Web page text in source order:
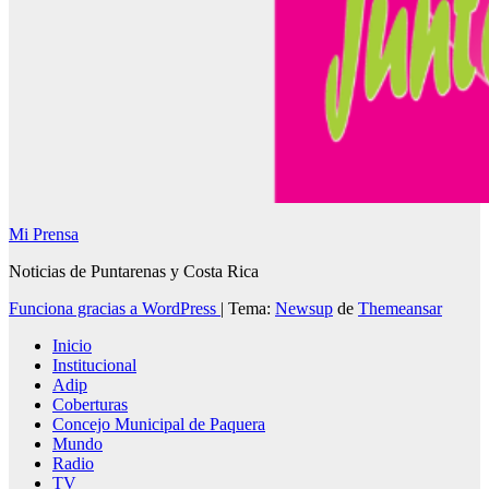
Mi Prensa
Noticias de Puntarenas y Costa Rica
Funciona gracias a WordPress | Tema: Newsup de Themeansar
Inicio
Institucional
Adip
Coberturas
Concejo Municipal de Paquera
Mundo
Radio
TV